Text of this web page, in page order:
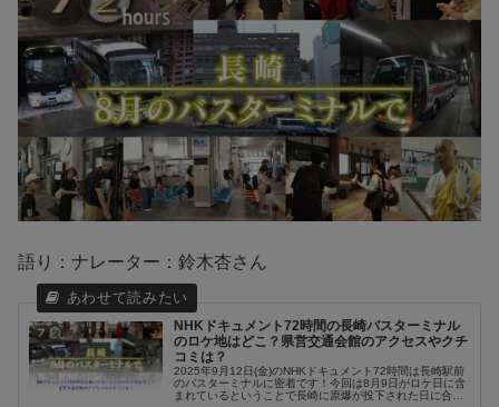
語り：ナレーター：鈴木杏さん
NHKドキュメント72時間の長崎バスターミナル
のロケ地はどこ？県営交通会館のアクセスやクチ
コミは？
2025年9月12日(金)のNHKドキュメント72時間は長崎駅前
のバスターミナルに密着です！今回は8月9日がロケ日に含
まれているということで長崎に原爆が投下された日に合わ